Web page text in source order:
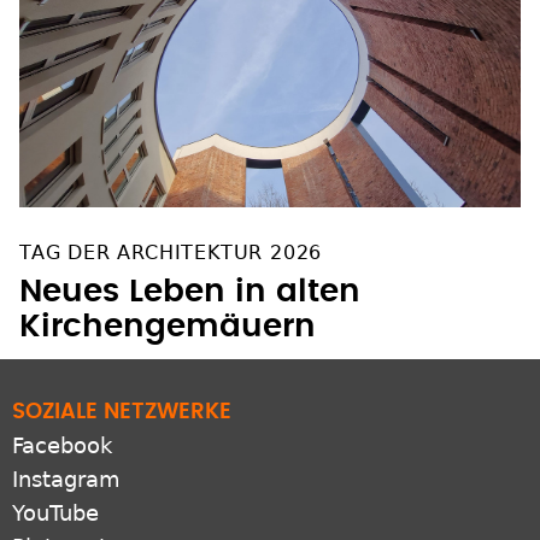
TAG DER ARCHITEKTUR 2026
Neues Leben in alten
Kirchengemäuern
SOZIALE NETZWERKE
Facebook
Instagram
YouTube